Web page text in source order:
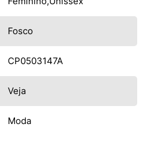
Fosco
CP0503147A
Veja
Moda